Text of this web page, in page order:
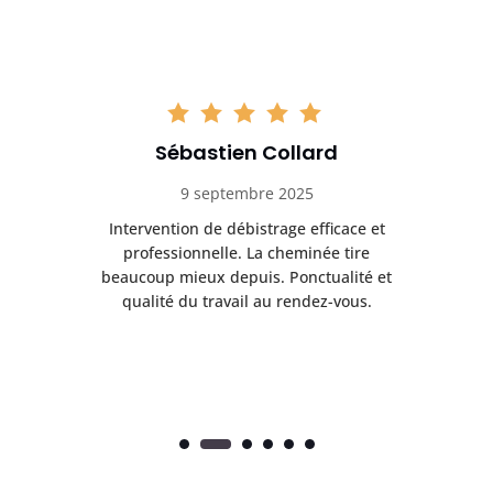
Sébastien Collard
9 septembre 2025
Intervention de débistrage efficace et
professionnelle. La cheminée tire
beaucoup mieux depuis. Ponctualité et
qualité du travail au rendez-vous.